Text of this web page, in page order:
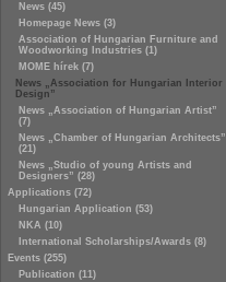
News (45)
Homepage News (3)
Association of Hungarian Furniture and
Woodworking Industries (1)
MOME hírek (7)
News „Association for Hungarian Interior
Design”
News „Association of Hungarian Artist”
(7)
News „Chamber of Hungarian Architects”
(21)
News „Studio of young Artists and
Designers” (28)
Applications (72)
Hungarian Application (53)
NKA (10)
International Scholarships/Awards (8)
Events (255)
Publication (11)